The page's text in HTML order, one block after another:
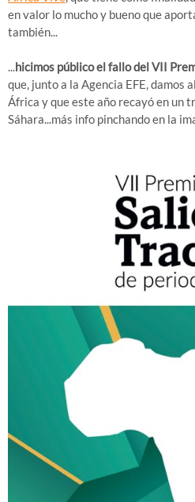
en valor lo mucho y bueno que
también...
...hicimos público el fallo del VII
que, junto a la Agencia EFE, damos
África y que este año recayó en un
Sáhara...más info pinchando en la